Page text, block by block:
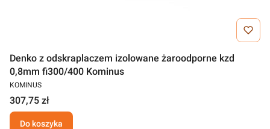
Denko z odskraplaczem izolowane żaroodporne kzd
0,8mm fi300/400 Kominus
KOMINUS
307,75 zł
Do koszyka